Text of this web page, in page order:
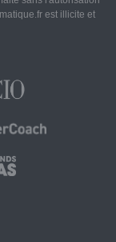
est illicite et